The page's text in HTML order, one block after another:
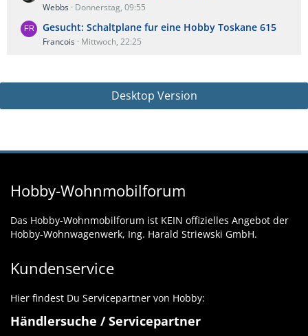
Webbs Donnerstag, 09:55
Gesucht: Schaltplane fur eine Hobby Toskane 615
Francois Mittwoch, 22:25
Desktop Version
Hobby-Wohnmobilforum
Das Hobby-Wohnmobilforum ist KEIN offizielles Angebot der
Hobby-Wohnwagenwerk, Ing. Harald Striewski GmbH.
Kundenservice
Hier findest Du Servicepartner von Hobby:
Händlersuche / Servicepartner